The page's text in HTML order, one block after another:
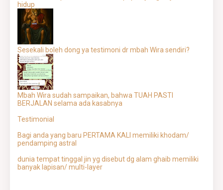
hidup
Sesekali boleh dong ya testimoni dr mbah Wira sendiri?
Mbah Wira sudah sampaikan, bahwa TUAH PASTI
BERJALAN selama ada kasabnya
Testimonial
Bagi anda yang baru PERTAMA KALI memiliki khodam/
pendamping astral
dunia tempat tinggal jin yg disebut dg alam ghaib memiliki
banyak lapisan/ multi-layer